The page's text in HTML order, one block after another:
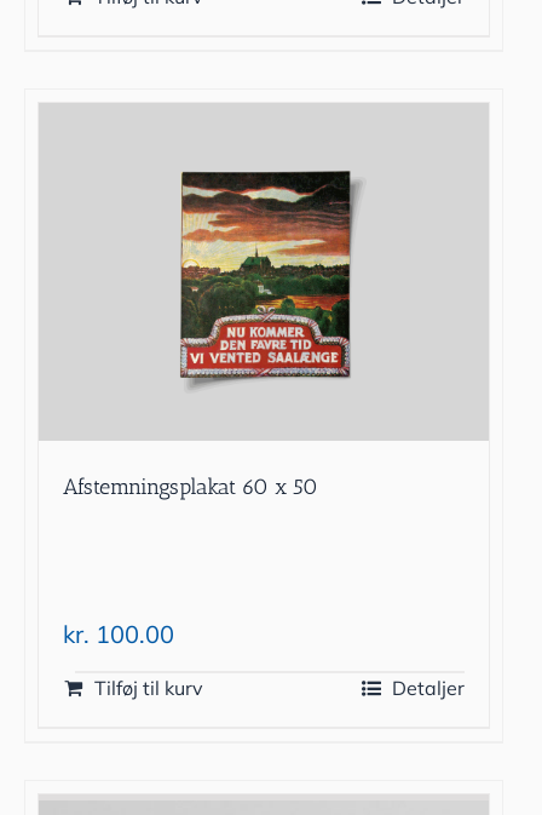
Afstemningsplakat 60 x 50
kr. 100.00
Tilføj til kurv Detaljer